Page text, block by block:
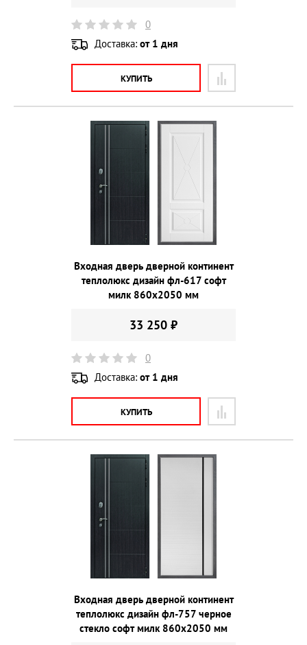
0
Доставка: от 1 дня
КУПИТЬ
Входная дверь дверной континент
теплолюкс дизайн фл-617 софт
милк 860х2050 мм
33 250 ₽
0
Доставка: от 1 дня
КУПИТЬ
Входная дверь дверной континент
теплолюкс дизайн фл-757 черное
стекло софт милк 860х2050 мм